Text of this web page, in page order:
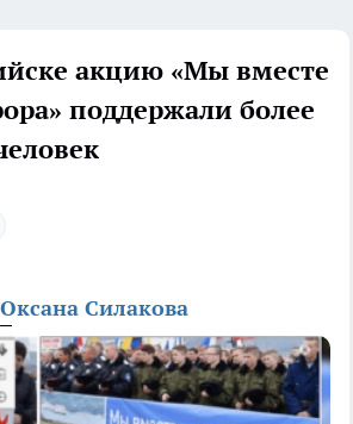
акцию «Мы вместе
поддержали более
Оксана Силакова